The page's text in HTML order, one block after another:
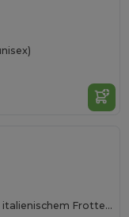
Sweatshirt (unisex) aus italienischem Frottee ohne Knopfleiste